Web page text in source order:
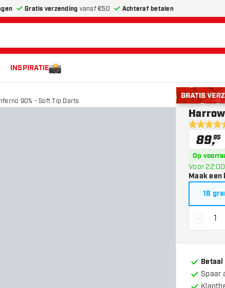
Gratis verzending vanaf €50 Achteraf betalen
INSPIRATIE
90% - Soft Tip Darts
Gratis
4.5 score
89,95
Op
Voor
Maak een
18
-
Spaar